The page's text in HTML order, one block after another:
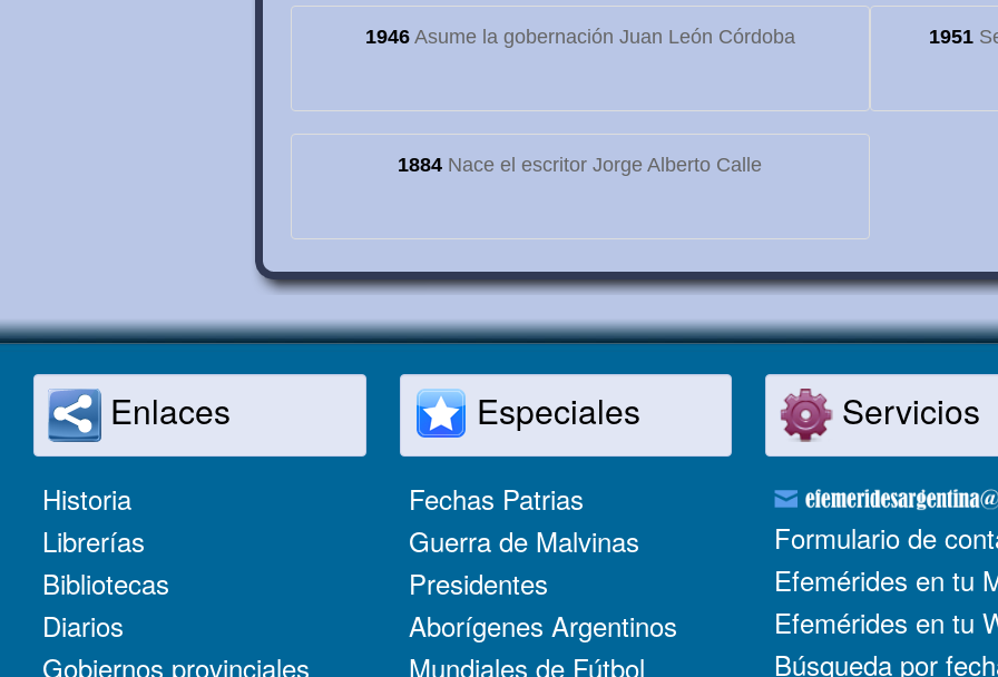
1946Asume la gobernación Juan León Córdoba 1951
1884 Nace el escritor Jorge Alberto Calle
Enlaces
Historia
Librerías
Bibliotecas
Diarios
Gobiernos provinciales
Especiales
Fechas Patrias
Guerra de Malvinas
Presidentes
Aborígenes Argentinos
Mundiales de Fútbol
Servicios
Formulario de
Efemérides en tu
Efemérides en tu
Búsqueda por